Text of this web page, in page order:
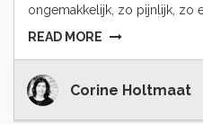
ongemakkelijk, zo pijnlijk, zo
READ MORE
Corine Holtmaat